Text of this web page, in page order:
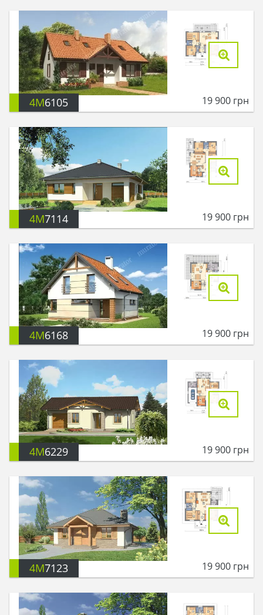
4M6105 19 900 грн
4M7114 19 900 грн
4M6168 19 900 грн
4M6229 19 900 грн
4M7123 19 900 грн